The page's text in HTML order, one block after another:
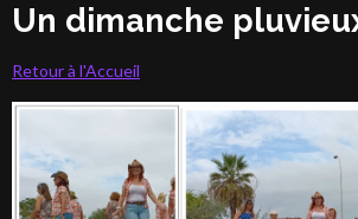
Un dimanche
Retour à l'Accueil